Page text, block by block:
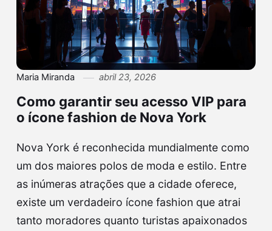
Maria Miranda abril 23, 2026
Como garantir seu acesso VIP para
o ícone fashion de Nova York
Nova York é reconhecida mundialmente como
um dos maiores polos de moda e estilo. Entre
as inúmeras atrações que a cidade oferece,
existe um verdadeiro ícone fashion que atrai
tanto moradores quanto turistas apaixonados